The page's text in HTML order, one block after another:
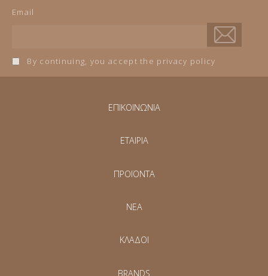
Email
By continuing, you accept the privacy policy
ΕΠΙΚΟΙΝΩΝΙΑ
ΕΤΑΙΡΙΑ
ΠΡΟΪΟΝΤΑ
NEA
ΚΛΑΔΟΙ
BRANDS